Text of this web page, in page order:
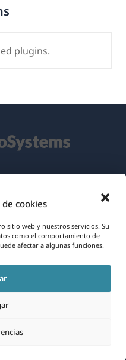
cookies
sitio web y nuestros servicios. Su
como el comportamiento de
afectar a algunas funciones.
plugins.
Privacidad
equipo(se
abre
nueva
(se
abre
una